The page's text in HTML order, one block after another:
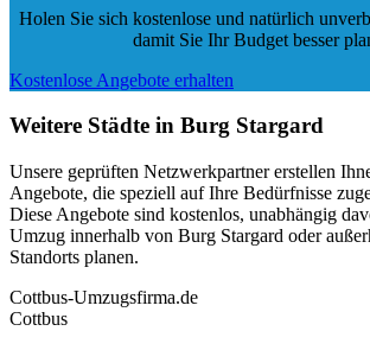
Holen Sie sich kostenlose und natürlich
damit Sie Ihr Budget besser
Kostenlose Angebote erhalten
Weitere Städte in Burg Stargard
Unsere geprüften Netzwerkpartner erstellen
Angebote, die speziell auf Ihre Bedürfnisse
Diese Angebote sind kostenlos, unabhängig
Umzug innerhalb von Burg Stargard oder
Standorts planen.
Cottbus-Umzugsfirma.de
Cottbus